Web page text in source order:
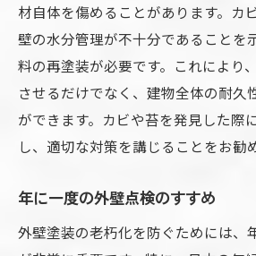
材自体を傷めることがあります。カ
壁の水分管理が不十分であることを
料の再塗装が必要です。これにより
させるだけでなく、建物全体の耐久
ができます。カビや苔を発見した際
し、適切な対策を講じることをお勧
年に一度の外壁点検のすすめ
外壁塗装の老朽化を防ぐためには、